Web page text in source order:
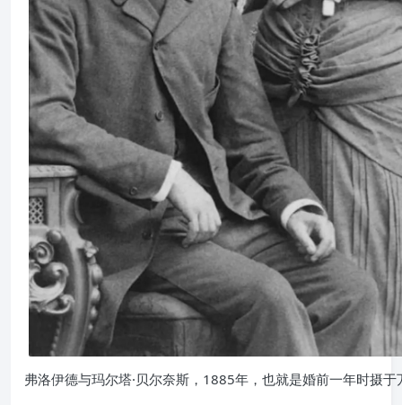
弗洛伊德与玛尔塔·贝尔奈斯，1885年，也就是婚前一年时摄于